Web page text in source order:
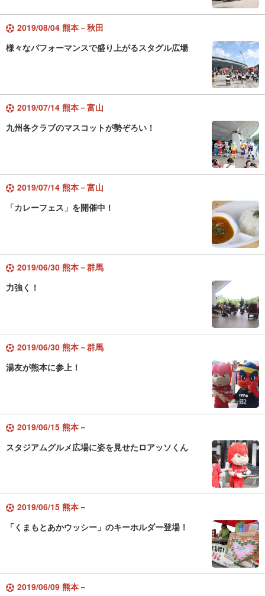
2019/08/04 熊本－秋田
様々なパフォーマンスで盛り上がるスタグル広場
2019/07/14 熊本－富山
九州各クラブのマスコットが勢ぞろい！
2019/07/14 熊本－富山
「カレーフェス」を開催中！
2019/06/30 熊本－群馬
力強く！
2019/06/30 熊本－群馬
湯友が熊本に参上！
2019/06/15 熊本－
スタジアムグルメ広場に姿を見せたロアッソくん
2019/06/15 熊本－
「くまもとあかウッシー」のキーホルダー登場！
2019/06/09 熊本－